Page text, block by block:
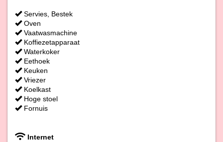
Servies, Bestek
Oven
Vaatwasmachine
Koffiezetapparaat
Waterkoker
Eethoek
Keuken
Vriezer
Koelkast
Hoge stoel
Fornuis
Internet